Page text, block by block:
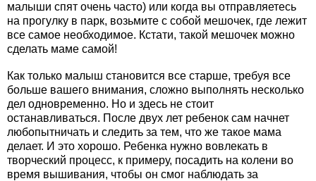
малыши спят очень часто) или когда вы отправляетесь
на прогулку в парк, возьмите с собой мешочек, где лежит
все самое необходимое. Кстати, такой мешочек можно
сделать маме самой!
Как только малыш становится все старше, требуя все
больше вашего внимания, сложно выполнять несколько
дел одновременно. Но и здесь не стоит
останавливаться. После двух лет ребенок сам начнет
любопытничать и следить за тем, что же такое мама
делает. И это хорошо. Ребенка нужно вовлекать в
творческий процесс, к примеру, посадить на колени во
время вышивания, чтобы он смог наблюдать за